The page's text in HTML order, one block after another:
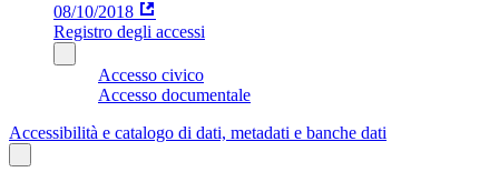
08/10/2018
Registro degli accessi
Accesso civico
Accesso documentale
Accessibilità e catalogo di dati, metadati e banche dati